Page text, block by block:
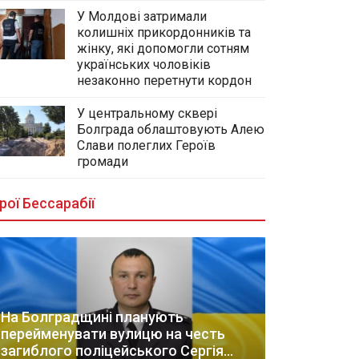
У Молдові затримали
колишніх прикордонників та
жінку, які допомогли сотням
українських чоловіків
незаконно перетнути кордон
У центральному сквері
Болграда облаштовують Алею
Слави полеглих Героїв
громади
Бессарабії
На Болградщині планують
перейменувати вулицю на честь
загиблого поліцейського Сергія